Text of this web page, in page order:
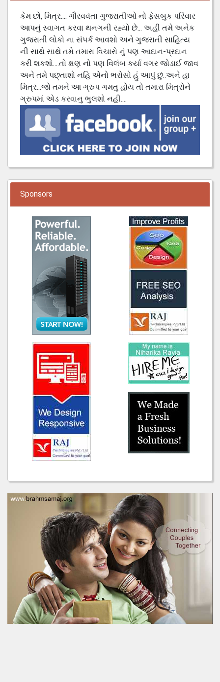
કેમ છો, મિત્ર.... ગૌરવવંતા ગુજરાતીઓ નો ફેસબુક પરિવાર
આપનું સ્વાગત કરવા થનગની રહ્યો છે... અહી તમે અનેક
ગુજરાતી લોકો ના સંપર્ક આવશો અને ગુજરાતી સાહિત્ય
ની સાથે સાથે તમે તમારા વિચારો નું પણ આદાન-પ્રદાન
કરી શકશો....તો ક્ષણ નો પણ વિલંબ કર્યા વગર જોડાઈ જાવ
અને તમે પછ્તાશો નહિ એનો ભરોસો હું આપું છું..અને હા
મિત્ર...જો તમને આ ગ્રુપ ગમતુ હોય તો તમારા મિત્રોને
ગ્રુપમાં એડ કરવાનુ ભુલશો નહી....
Sponsors